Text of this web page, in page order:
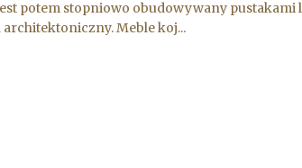
potem stopniowo obudowywany pustakami
Meble koj...